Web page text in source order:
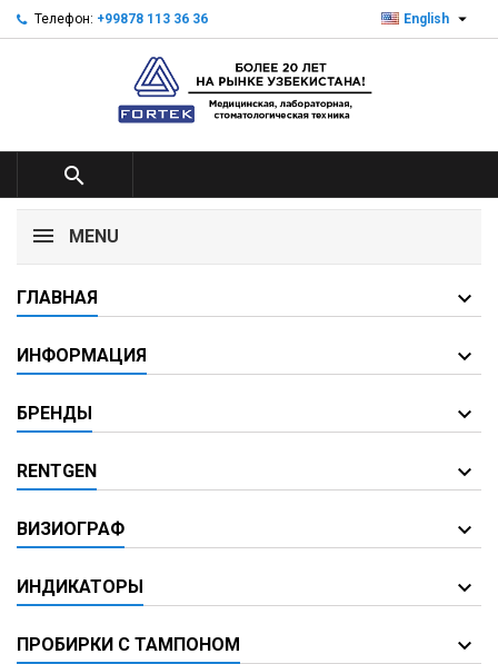
Телефон: +99878 113 36 36 English 

MENU
ГЛАВНАЯ
ИНФОРМАЦИЯ
БРЕНДЫ
RENTGEN
ВИЗИОГРАФ
ИНДИКАТОРЫ
ПРОБИРКИ С ТАМПОНОМ